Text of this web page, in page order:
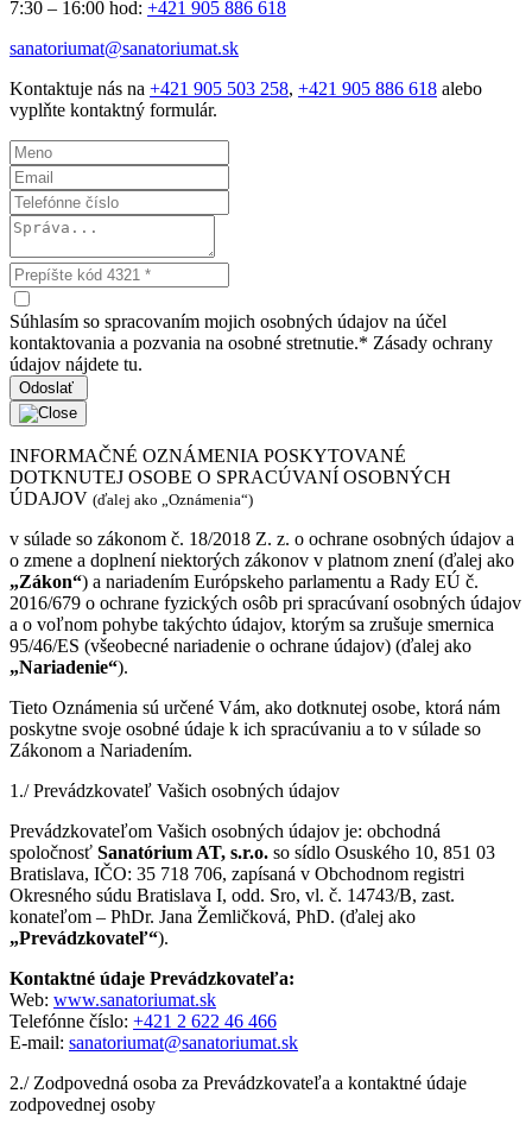
7:30 – 16:00 hod: +421 905 886 618
sanatoriumat@sanatoriumat.sk
Kontaktuje nás na +421 905 503 258, +421 905 886 618 alebo
vyplňte kontaktný formulár.
Súhlasím so spracovaním mojich osobných údajov na účel
kontaktovania a pozvania na osobné stretnutie.* Zásady ochrany
údajov nájdete tu.
Odoslať
INFORMAČNÉ OZNÁMENIA POSKYTOVANÉ
DOTKNUTEJ OSOBE O SPRACÚVANÍ OSOBNÝCH
ÚDAJOV (ďalej ako „Oznámenia“)
v súlade so zákonom č. 18/2018 Z. z. o ochrane osobných údajov a
o zmene a doplnení niektorých zákonov v platnom znení (ďalej ako
„Zákon“) a nariadením Európskeho parlamentu a Rady EÚ č.
2016/679 o ochrane fyzických osôb pri spracúvaní osobných údajov
a o voľnom pohybe takýchto údajov, ktorým sa zrušuje smernica
95/46/ES (všeobecné nariadenie o ochrane údajov) (ďalej ako
„Nariadenie“).
Tieto Oznámenia sú určené Vám, ako dotknutej osobe, ktorá nám
poskytne svoje osobné údaje k ich spracúvaniu a to v súlade so
Zákonom a Nariadením.
1./ Prevádzkovateľ Vašich osobných údajov
Prevádzkovateľom Vašich osobných údajov je: obchodná
spoločnosť Sanatórium AT, s.r.o. so sídlo Osuského 10, 851 03
Bratislava, IČO: 35 718 706, zapísaná v Obchodnom registri
Okresného súdu Bratislava I, odd. Sro, vl. č. 14743/B, zast.
konateľom – PhDr. Jana Žemličková, PhD. (ďalej ako
„Prevádzkovateľ“).
Kontaktné údaje Prevádzkovateľa:
Web: www.sanatoriumat.sk
Telefónne číslo: +421 2 622 46 466
E-mail: sanatoriumat@sanatoriumat.sk
2./ Zodpovedná osoba za Prevádzkovateľa a kontaktné údaje
zodpovednej osoby